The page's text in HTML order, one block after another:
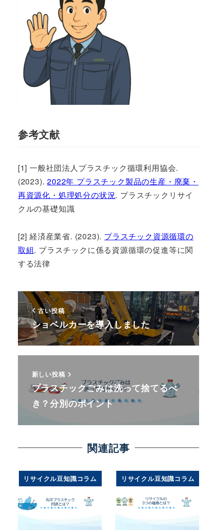
参考文献
[1] 一般社団法人プラスチック循環利用協会.
(2023).2022年 プラスチック製品の生産・廃棄・
再資源化・処理処分の状況. プラスチックリサイ
クルの基礎知識
[2] 経済産業省. (2023). プラスチック資源循環の
取組. プラスチックに係る資源循環の促進等に関
する法律
古い投稿
ショベルカーを導入しました
新しい投稿
プラスチックごみは洗って捨てるべ
き？分別のポイント
関連記事
リサイクル豆知識コラム リサイクル豆知識コラム